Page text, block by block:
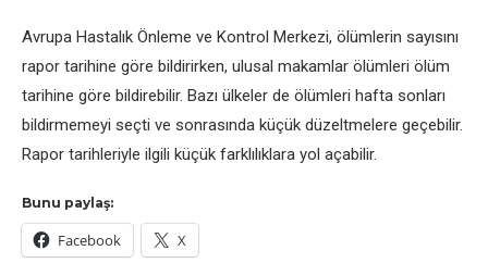
Avrupa Hastalık Önleme ve Kontrol Merkezi, ölümlerin sayısını
rapor tarihine göre bildirirken, ulusal makamlar ölümleri ölüm
tarihine göre bildirebilir. Bazı ülkeler de ölümleri hafta sonları
bildirmemeyi seçti ve sonrasında küçük düzeltmelere geçebilir.
Rapor tarihleriyle ilgili küçük farklılıklara yol açabilir.
Bunu paylaş:
Facebook X